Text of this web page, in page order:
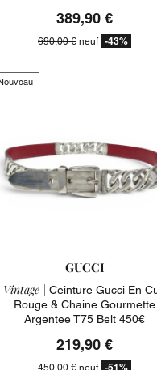
389,90 €
690,00 € neuf -43%
GUCCI
Vintage | Ceinture Gucci En
Rouge & Chaine Gourmette
Argentee T75 Belt 450€
219,90 €
450,00 € neuf -51%